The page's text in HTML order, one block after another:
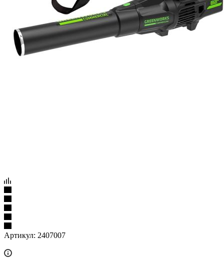
Артикул: 2407007